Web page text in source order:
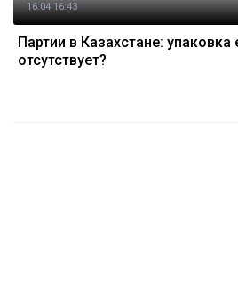
16.04 16:43
Партии в Казахстане:
отсутствует?